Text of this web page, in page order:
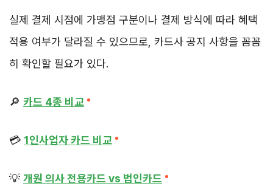
실제 결제 시점에 가맹점 구분이나 결제 방식에 따라 혜택
적용 여부가 달라질 수 있으므로, 카드사 공지 사항을 꼼꼼
히 확인할 필요가 있다.
🔎 카드 4종 비교
💳 1인사업자 카드 비교
💡 개원 의사 전용카드 vs 법인카드